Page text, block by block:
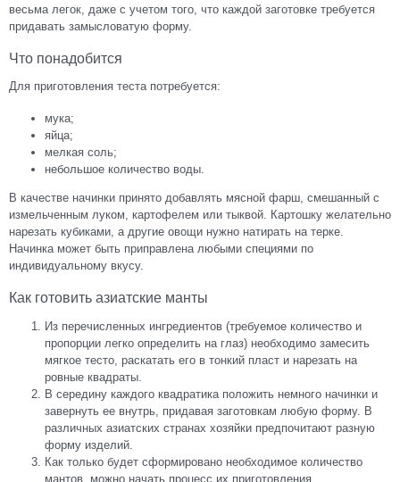
весьма легок, даже с учетом того, что каждой заготовке требуется
придавать замысловатую форму.
Что понадобится
Для приготовления теста потребуется:
мука;
яйца;
мелкая соль;
небольшое количество воды.
В качестве начинки принято добавлять мясной фарш, смешанный с
измельченным луком, картофелем или тыквой. Картошку желательно
нарезать кубиками, а другие овощи нужно натирать на терке.
Начинка может быть приправлена любыми специями по
индивидуальному вкусу.
Как готовить азиатские манты
Из перечисленных ингредиентов (требуемое количество и
пропорции легко определить на глаз) необходимо замесить
мягкое тесто, раскатать его в тонкий пласт и нарезать на
ровные квадраты.
В середину каждого квадратика положить немного начинки и
завернуть ее внутрь, придавая заготовкам любую форму. В
различных азиатских странах хозяйки предпочитают разную
форму изделий.
Как только будет сформировано необходимое количество
мантов, можно начать процесс их приготовления.